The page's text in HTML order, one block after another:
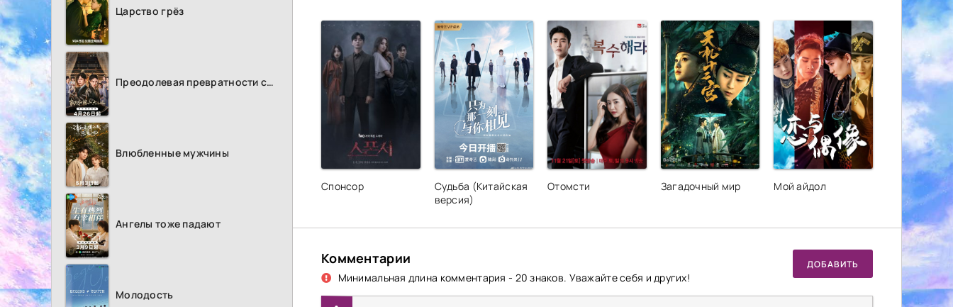
Царство грёз
Преодолевая превратности судьбы
Влюбленные мужчины
Ангелы тоже падают
Молодость
Спонсор
Судьба (Китайская
версия)
Отомсти Загадочный мир Мой айдол
Комментарии
Минимальная длина комментария - 20 знаков. Уважайте себя и других!
ДОБАВИТЬ